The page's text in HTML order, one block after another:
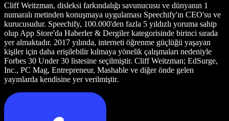
Cliff Weitzman, disleksi farkındalığı savunucusu ve dünyanın 1
numaralı metinden konuşmaya uygulaması Speechify'ın CEO'su ve
kurucusudur. Speechify, 100.000'den fazla 5 yıldızlı yoruma sahip
olup App Store'da Haberler & Dergiler kategorisinde birinci sırada
yer almaktadır. 2017 yılında, interneti öğrenme güçlüğü yaşayan
kişiler için daha erişilebilir kılmaya yönelik çalışmaları nedeniyle
Forbes 30 Under 30 listesine seçilmiştir. Cliff Weitzman; EdSurge,
Inc., PC Mag, Entrepreneur, Mashable ve diğer önde gelen
yayınlarda kendisine yer verilmiştir.